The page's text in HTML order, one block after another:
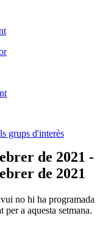
grups d'interès
de 2021 -
de 2021
no hi ha programada
per a aquesta setmana.